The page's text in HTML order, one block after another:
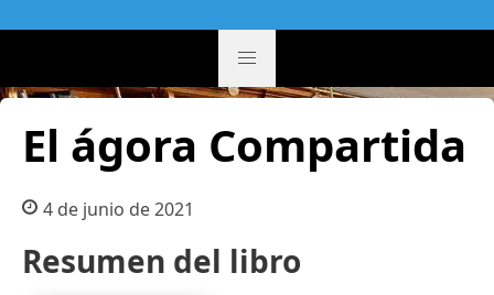
El ágora Compartida
4 de junio de 2021
Resumen del libro